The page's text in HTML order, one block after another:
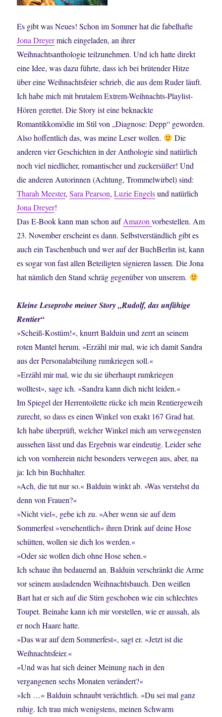
Es gibt was Neues! Schon im Sommer hat die fabelhafte
Jona Dreyermich eingeladen, an ihrer
Weihnachtsanthologie teilzunehmen. Und ich hatte direkt
eine Idee, was dazu führte, dass ich bei brütender Hitze
über eine Weihnachtsfeier schrieb, die aus dem Ruder läuft.
Ich habe mich mit brutalem Extrem-Weihnachts-Playlist-
Hören gerettet. Die Story ist eine beknackte
Romantikkomödie im Stil von „Diagnose: Depp“ geworden.
Also hoffentlich das, was meine Leser wollen.
Die
anderen vier Geschichten in der Anthologie sind natürlich
noch viel niedlicher, romantischer und zuckersüßer! Und
die anderen Autorinnen (Achtung, Trommelwirbel) sind:
Tharah Meester,Sara Pearson,Luzie Engelsund natürlich
Jona Dreyer!
Das E-Book kann man schon aufAmazonvorbestellen. Am
23. November erscheint es dann. Selbstverständlich gibt es
auch ein Taschenbuch und wer auf der BuchBerlin ist, kann
es sogar von fast allen Beteiligten signieren lassen. Die Jona
hat nämlich den Stand schräg gegenüber von unserem.
Kleine Leseprobe meiner Story „Rudolf, das unfähige
Rentier“
»Scheiß-Kostüm!«, knurrt Balduin und zerrt an seinem
roten Mantel herum. »Erzähl mir mal, wie ich damit Sandra
aus der Personalabteilung rumkriegen soll.«
»Erzähl mir mal, wie du sie überhaupt rumkriegen
wolltest«, sage ich. »Sandra kann dich nicht leiden.«
Im Spiegel der Herrentoilette rücke ich mein Rentiergeweih
zurecht, so dass es einen Winkel von exakt 167 Grad hat.
Ich habe überprüft, welcher Winkel mich am verwegensten
aussehen lässt und das Ergebnis war eindeutig. Leider sehe
ich von vornherein nicht besonders verwegen aus, aber, na
ja: Ich bin Buchhalter.
»Ach, die tut nur so.« Balduin winkt ab. »Was verstehst du
denn von Frauen?«
»Nicht viel«, gebe ich zu. »Aber wenn sie auf dem
Sommerfest »versehentlich« ihren Drink auf deine Hose
schütten, wollen sie dich los werden.«
»Oder sie wollen dich ohne Hose sehen.«
Ich schaue ihn bedauernd an. Balduin verschränkt die Arme
vor seinem ausladenden Weihnachtsbauch. Den weißen
Bart hat er sich auf die Stirn geschoben wie ein schlechtes
Toupet. Beinahe kann ich mir vorstellen, wie er aussah, als
er noch Haare hatte.
»Das war auf dem Sommerfest«, sagt er. »Jetzt ist die
Weihnachtsfeier.«
»Und was hat sich deiner Meinung nach in den
vergangenen sechs Monaten verändert?«
»Ich …« Balduin schnaubt verächtlich. »Du sei mal ganz
ruhig. Ich trau mich wenigstens, meinen Schwarm